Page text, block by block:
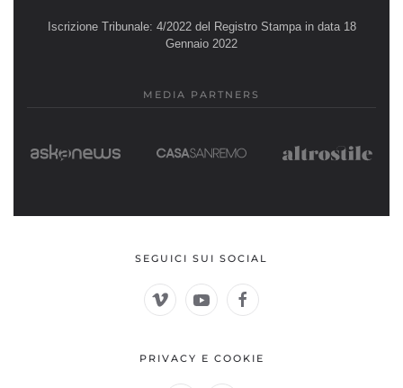
Iscrizione Tribunale: 4/2022 del Registro Stampa in data 18
Gennaio 2022
MEDIA PARTNERS
SEGUICI SUI SOCIAL
PRIVACY E COOKIE